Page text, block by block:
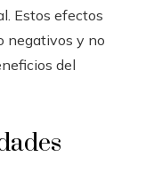
Estos efectos
negativos y no
del